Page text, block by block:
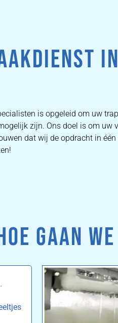
is opgeleid om uw
zijn. Ons doel is om
dat wij de opdracht in
GAAN